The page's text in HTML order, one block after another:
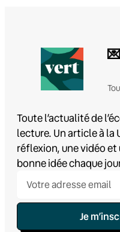
Toute l’actualité de
lecture. Un article à la
réflexion, une vidéo
bonne idée chaque
Je